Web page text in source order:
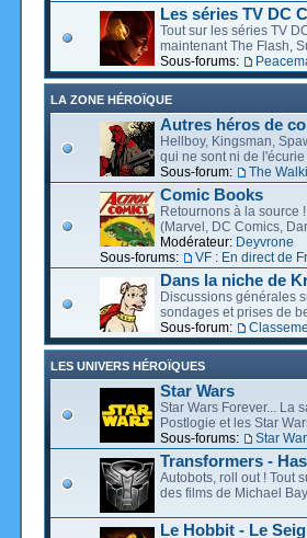
Les séries TV DC
Tout sur les séries TV
maintenant The Flash,
Sous-forums:
LA ZONE HÉROÏQUE
Autres héros de
Hellboy, Kingsman,
qui ne sont ni de
Sous-forum:
The
Comic Books
Retournons à la source
(Marvel, DC Comics,
Modérateur: Deyvrone
Sous-forums:
VF : En direct de
Dans la niche de
Discussions générales
sondages et prises de
Sous-forum:
LES UNIVERS HÉROÏQUES
Star Wars
Star Wars Forever... La
Postlogie et les Star
Sous-forums:
Star
Transformers -
Autobots, roll out ! Tout
des films de Michael
Le Hobbit - Le